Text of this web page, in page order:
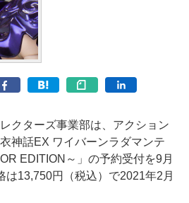
クターズ事業部は、アクション
神話EX ワイバーンラダマンテ
EDITION～」の予約受付を9月
は13,750円（税込）で2021年2月